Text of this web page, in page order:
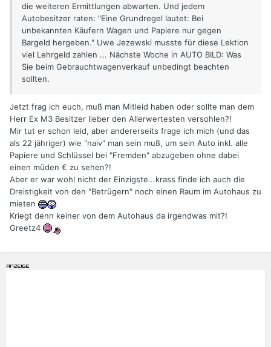
die weiteren Ermittlungen abwarten. Und jedem
Autobesitzer raten: "Eine Grundregel lautet: Bei
unbekannten Käufern Wagen und Papiere nur gegen
Bargeld hergeben." Uwe Jezewski musste für diese Lektion
viel Lehrgeld zahlen ... Nächste Woche in AUTO BILD: Was
Sie beim Gebrauchtwagenverkauf unbedingt beachten
sollten.
Jetzt frag ich euch, muß man Mitleid haben oder sollte man dem
Herr Ex M3 Besitzer lieber den Allerwertesten versohlen?!
Mir tut er schon leid, aber andererseits frage ich mich (und das
als 22 jähriger) wie "naiv" man sein muß, um sein Auto inkl. alle
Papiere und Schlüssel bei "Fremden" abzugeben ohne dabei
einen müden € zu sehen?!
Aber er war wohl nicht der Einzigste...krass finde ich auch die
Dreistigkeit von den "Betrügern" noch einen Raum im Autohaus zu
mieten
Kriegt denn keiner von dem Autohaus da irgendwas mit?!
Greetz4